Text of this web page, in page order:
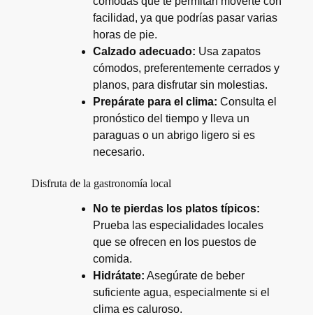
facilidad, ya que podrías pasar varias
horas de pie.
Calzado adecuado: Usa zapatos
cómodos, preferentemente cerrados y
planos, para disfrutar sin molestias.
Prepárate para el clima: Consulta el
pronóstico del tiempo y lleva un
paraguas o un abrigo ligero si es
necesario.
Disfruta de la gastronomía local
No te pierdas los platos típicos:
Prueba las especialidades locales
que se ofrecen en los puestos de
comida.
Hidrátate: Asegúrate de beber
suficiente agua, especialmente si el
clima es caluroso.